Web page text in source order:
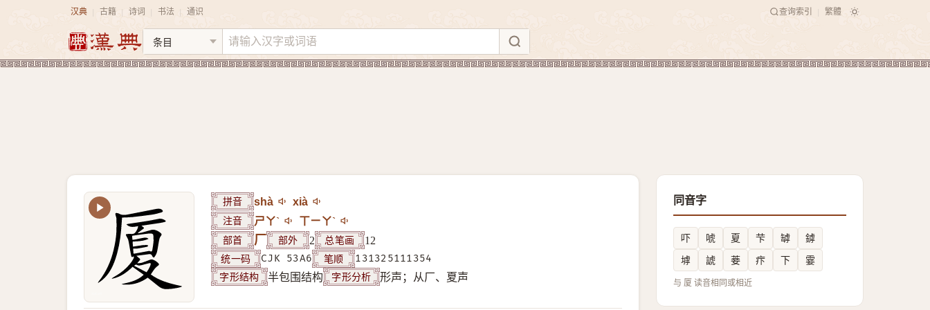
汉典 古籍 诗词 书法 通识 查询索引 繁體
拼音 shà xià
注音 ㄕㄚˋ ㄒㄧㄚˋ
部首 厂 部外 2 总笔画 12
统一码 CJK 53A6 笔顺 131325111354
字形结构 半包围结构 字形分析 形声；从厂、夏声
同音字
吓 唬 夏 芐 罅
鏬
㙤
諕 菨 疜 下 霎
与 厦 读音相同或相近